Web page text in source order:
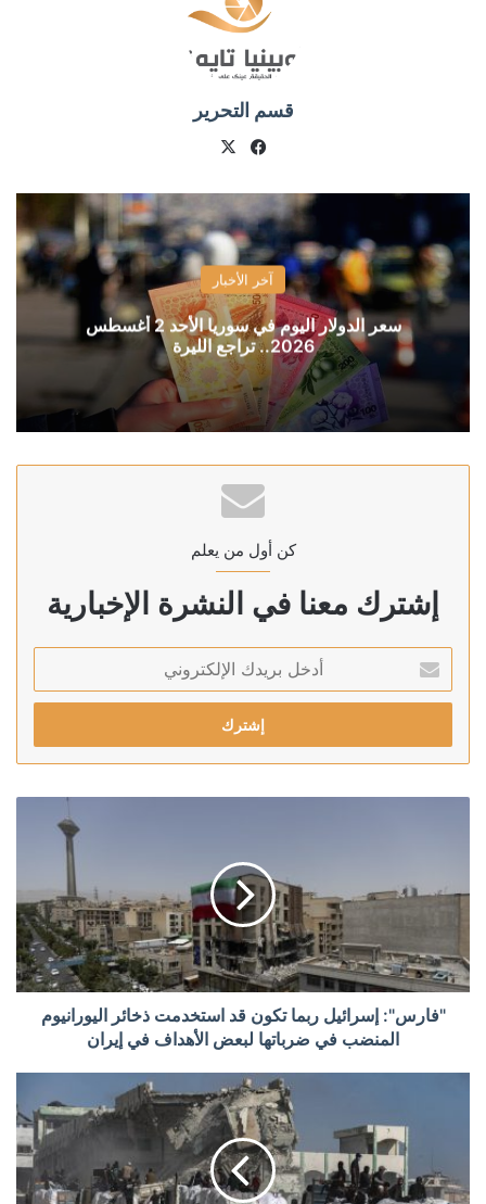
قسم التحرير
فيسبوك
آخر الأخبار
سعر الدولار اليوم في سوريا الأحد 2 أغسطس
2026.. تراجع الليرة
كن أول من يعلم
إشترك معنا في النشرة الإخبارية
بريدك
الإلكتروني
"فارس": إسرائيل ربما تكون قد استخدمت ذخائر اليورانيوم
المنضب في ضرباتها لبعض الأهداف في إيران